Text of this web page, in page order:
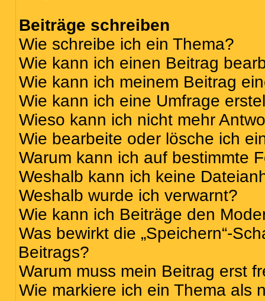
Beiträge schreiben
Wie schreibe ich ein Thema?
Wie kann ich einen Beitrag
Wie kann ich meinem Beitrag
Wie kann ich eine Umfrage
Wieso kann ich nicht mehr
Wie bearbeite oder lösche ich
Warum kann ich auf bestimmte
Weshalb kann ich keine
Weshalb wurde ich verwarnt?
Wie kann ich Beiträge den
Was bewirkt die „Speichern“-
Beitrags?
Warum muss mein Beitrag erst
Wie markiere ich ein Thema als